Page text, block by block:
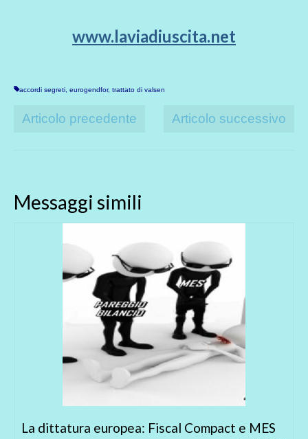
www.laviadiuscita.net
accordi segreti eurogendfor, trattato di valsen
Articolo precedente Articolo successivo
Messaggi simili
La dittatura europea: Fiscal Compact e MES